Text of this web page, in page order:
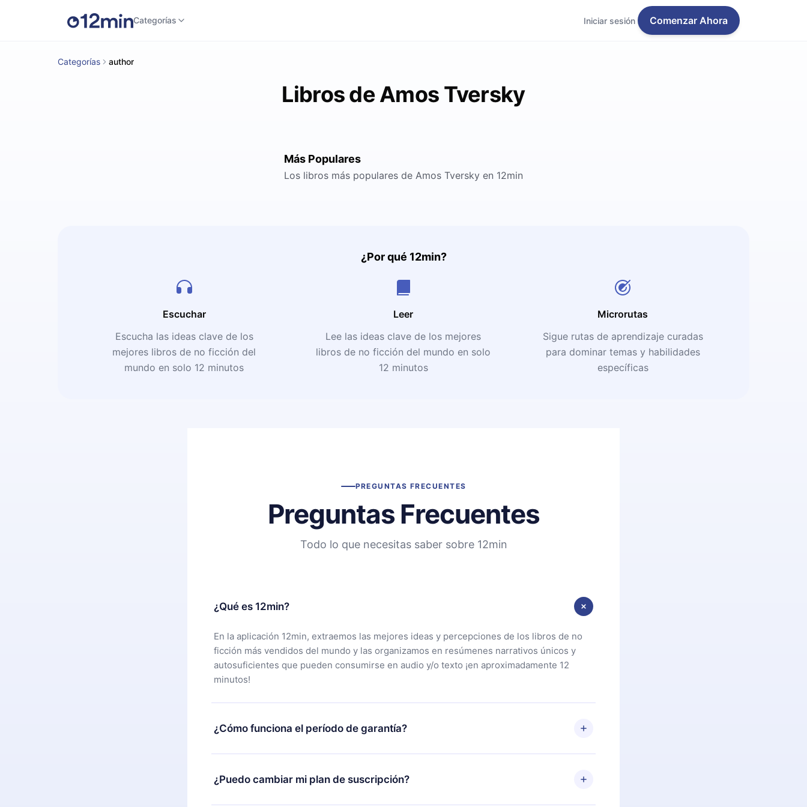
Categorías Iniciar sesión Comenzar Ahora
Categorías author
Libros de Amos Tversky
Más Populares
Los libros más populares de Amos Tversky en 12min
¿Por qué 12min?
Escuchar
Escucha las ideas clave de los
mejores libros de no ficción del
mundo en solo 12 minutos
Leer
Lee las ideas clave de los mejores
libros de no ficción del mundo en solo
12 minutos
Microrutas
Sigue rutas de aprendizaje curadas
para dominar temas y habilidades
específicas
PREGUNTAS FRECUENTES
Preguntas Frecuentes
Todo lo que necesitas saber sobre 12min
¿Qué es 12min?
En la aplicación 12min, extraemos las mejores ideas y percepciones de los libros de no
ficción más vendidos del mundo y las organizamos en resúmenes narrativos únicos y
autosuficientes que pueden consumirse en audio y/o texto ¡en aproximadamente 12
minutos!
¿Cómo funciona el período de garantía?
Puedes descargar nuestra aplicación y comenzar a disfrutar de nuestra biblioteca. Si por
alguna razón no estás satisfecho con nuestra plataforma, simplemente contacta a
nuestro equipo de soporte ( contacto@12min.com
¿Puedo cambiar mi plan de suscripción?